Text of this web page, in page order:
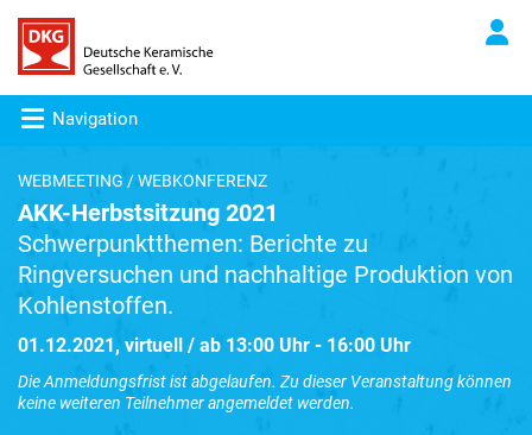
Navigation
WEBMEETING / WEBKONFERENZ
AKK-Herbstsitzung 2021
Schwerpunktthemen: Berichte zu
Ringversuchen und nachhaltige Produktion von
Kohlenstoffen.
01.12.2021, virtuell / ab 13:00 Uhr - 16:00 Uhr
Die Anmeldungsfrist ist abgelaufen. Zu dieser Veranstaltung können
keine weiteren Teilnehmer angemeldet werden.